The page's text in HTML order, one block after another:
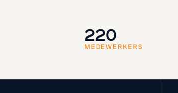
220
MEDEWERKERS